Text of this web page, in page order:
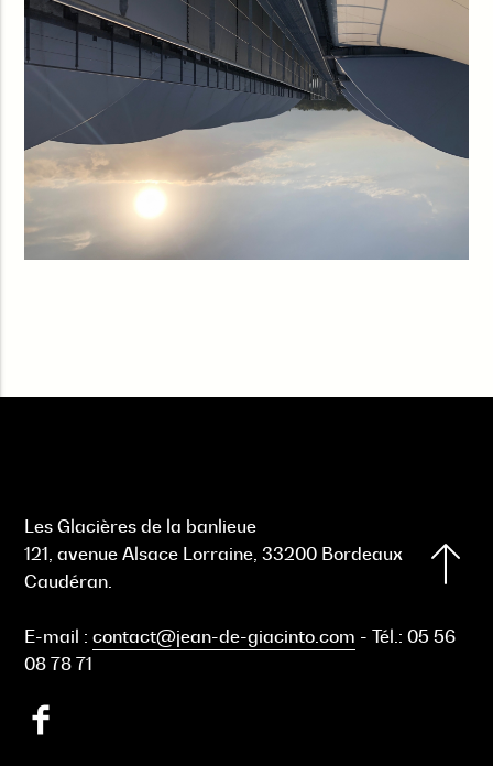
Les Glacières de la banlieue
121, avenue Alsace Lorraine, 33200 Bordeaux
Caudéran.
E-mail :contact@jean-de-giacinto.com -Tél.: 05 56
08 78 71